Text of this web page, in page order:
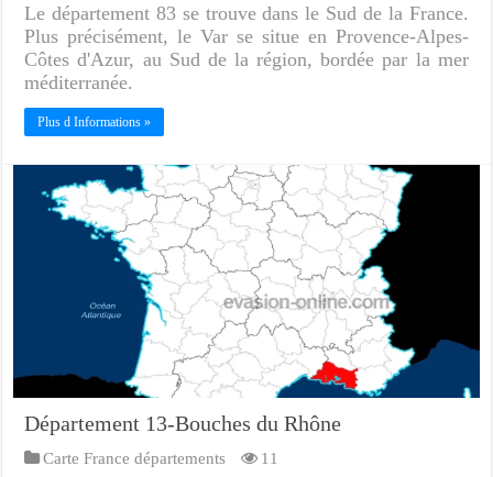
Le département 83 se trouve dans le Sud de la France.
Plus précisément, le Var se situe en Provence-Alpes-
Côtes d'Azur, au Sud de la région, bordée par la mer
méditerranée.
Plus d Informations »
Département 13-Bouches du Rhône
Carte France départements 11